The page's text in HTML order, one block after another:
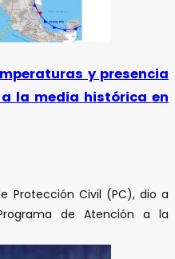
y presencia
la media histórica en
Protección Civil (PC), dio a
de Atención a la